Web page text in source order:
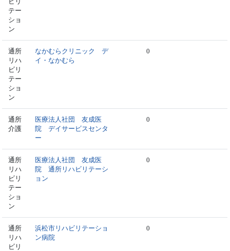
テー
ショ
ン
通所
リハ
ビリ
テー
ショ
ン
なかむらクリニック デ
イ・なかむら
0
通所
介護
医療法人社団 友成医
院 デイサービスセンタ
ー
0
通所
リハ
ビリ
テー
ショ
ン
医療法人社団 友成医
院 通所リハビリテーシ
ョン
0
通所
リハ
ビリ
浜松市リハビリテーショ
ン病院
0